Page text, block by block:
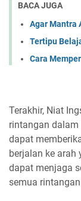
BACA JUGA
Agar Mantra
Tertipu
Cara
Terakhir, Niat
rintangan
dapat
berjalan ke arah
dapat menjaga
semua